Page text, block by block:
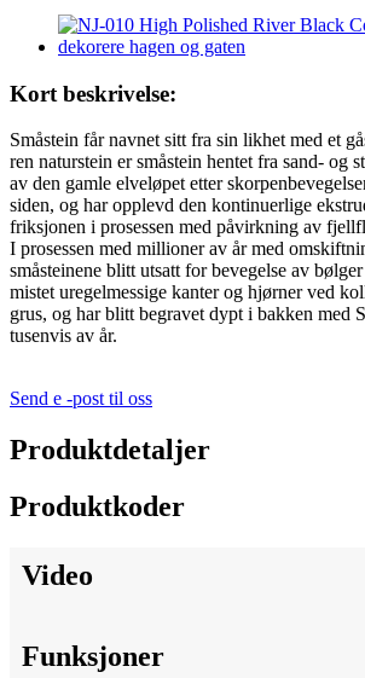
Kort beskrivelse:
Småstein får navnet sitt fra sin likhet med et
ren naturstein er småstein hentet fra sand- og
av den gamle elveløpet etter
siden, og har opplevd den kontinuerlige
friksjonen i prosessen med påvirkning av
I prosessen med millioner av år med
småsteinene blitt utsatt for bevegelse av
mistet uregelmessige kanter og hjørner ved
grus, og har blitt begravet dypt i bakken med
tusenvis av år.
Send e -post til oss
Produktdetaljer
Produktkoder
Video
Funksjoner